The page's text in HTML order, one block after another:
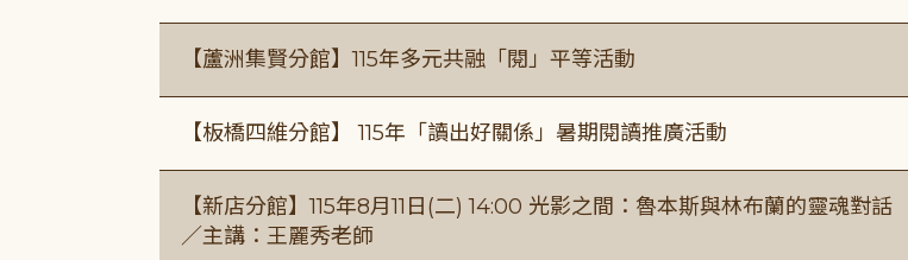
【蘆洲集賢分館】115年多元共融「閱」平等活動
【板橋四維分館】 115年「讀出好關係」暑期閱讀推廣活動
【新店分館】115年8月11日(二) 14:00 光影之間：魯本斯與林布蘭的靈魂對話
／主講：王麗秀老師